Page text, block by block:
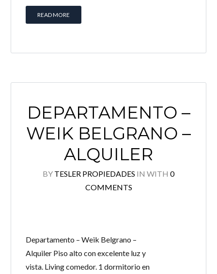
READ MORE
DEPARTAMENTO –
WEIK BELGRANO –
ALQUILER
BY TESLER PROPIEDADES IN WITH 0
COMMENTS
Departamento – Weik Belgrano –
Alquiler Piso alto con excelente luz y
vista. Living comedor. 1 dormitorio en